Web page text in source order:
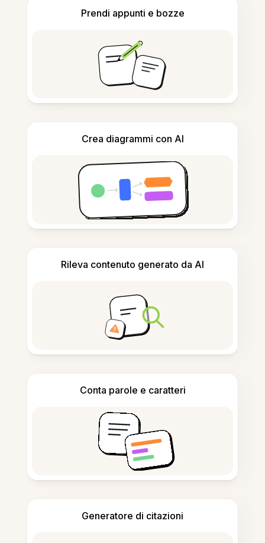
Prendi appunti e bozze
Crea diagrammi con AI
Rileva contenuto generato da AI
Conta parole e caratteri
Generatore di citazioni